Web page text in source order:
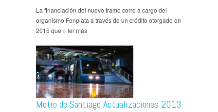
La financiación del nuevo tramo corre a cargo del
organismo Fonplata a través de un crédito otorgado en
2015 que » ler más
Metro de Santiago Actualizaciones 2013